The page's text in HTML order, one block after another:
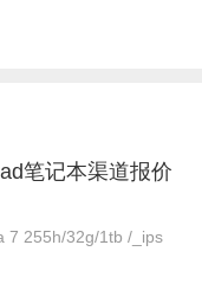
笔记本渠道报价
7 255h/32g/1tb /_ips